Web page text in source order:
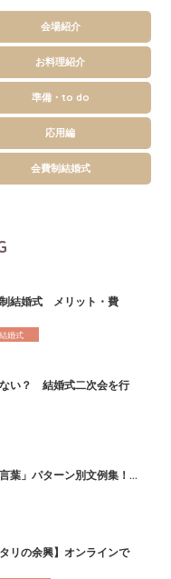
会場紹介
お料理紹介
準備・to do
応用編
会費制結婚式
結婚式 メリット・費
婚式
い？ 結婚式二次会を行
葉」パターン別文例集！...
リの余興】オンラインで